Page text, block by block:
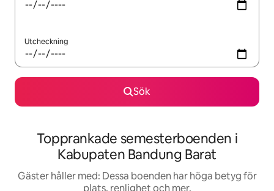
Utcheckning
Sök
Topprankade semesterboenden i
Kabupaten Bandung Barat
Gäster håller med: Dessa boenden har höga betyg för
plats, renlighet och mer.